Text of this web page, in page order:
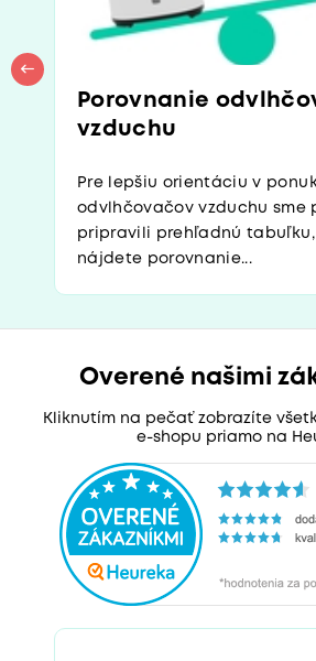
Porovnanie
vzduchu
Pre lepšiu orientáciu v
odvlhčovačov vzduchu sme
pripravili prehľadnú tabuľku,
nájdete porovnanie...
Overené našimi
Kliknutím na pečať zobrazíte
e-shopu priamo na